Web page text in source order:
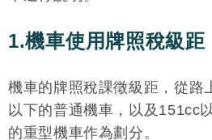
1.機車使用牌照稅級距
機車的牌照稅課徵級距，從路
以下的普通機車，以及151cc
的重型機車作為劃分。